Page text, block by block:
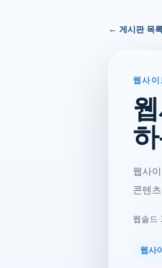
← 게시판 목
웹사
웹사
콘텐
웹솔드·
웹사